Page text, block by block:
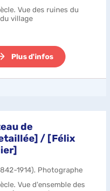
Vue des ruines du
village
Plus d'infos
de
/ [Félix
1914). Photographe
Vue d'ensemble des